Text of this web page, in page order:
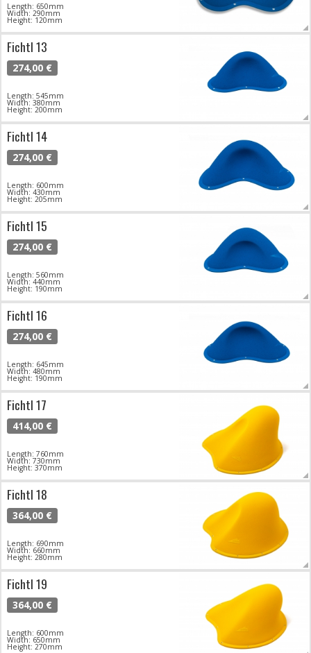
Length: 650mm
Width: 290mm
Height: 120mm
Fichtl 13
274,00 €
Length: 545mm
Width: 380mm
Height: 200mm
Fichtl 14
274,00 €
Length: 600mm
Width: 430mm
Height: 205mm
Fichtl 15
274,00 €
Length: 560mm
Width: 440mm
Height: 190mm
Fichtl 16
274,00 €
Length: 645mm
Width: 480mm
Height: 190mm
Fichtl 17
414,00 €
Length: 760mm
Width: 730mm
Height: 370mm
Fichtl 18
364,00 €
Length: 690mm
Width: 660mm
Height: 280mm
Fichtl 19
364,00 €
Length: 600mm
Width: 650mm
Height: 270mm